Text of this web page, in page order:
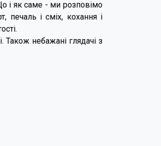
і як саме - ми розповімо
печаль і сміх, кохання і
небажані глядачі з